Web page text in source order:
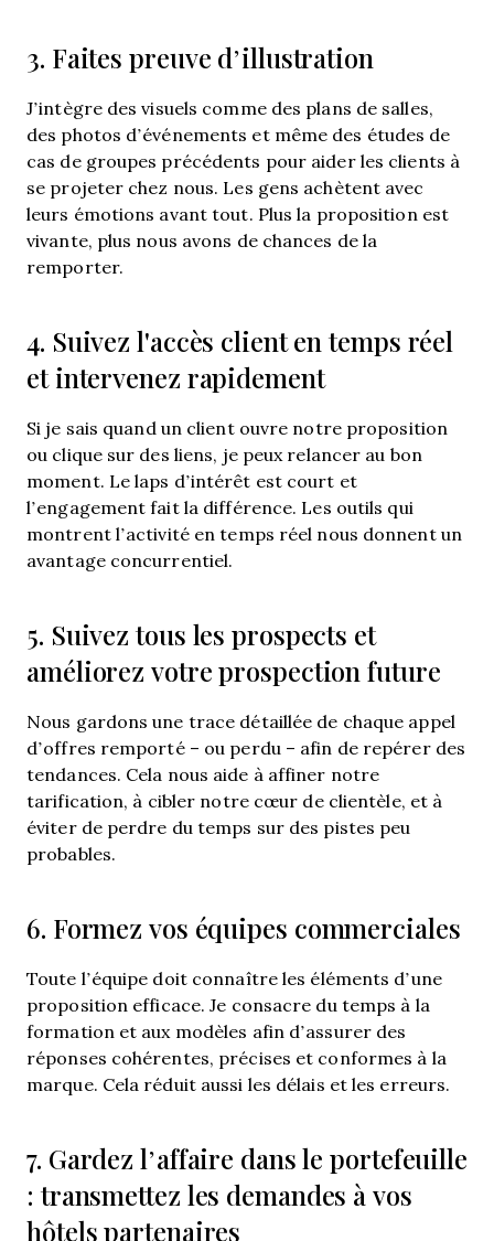
3. Faites preuve d’illustration
J’intègre des visuels comme des plans de salles,
des photos d’événements et même des études de
cas de groupes précédents pour aider les clients à
se projeter chez nous. Les gens achètent avec
leurs émotions avant tout. Plus la proposition est
vivante, plus nous avons de chances de la
remporter.
4. Suivez l'accès client en temps réel
et intervenez rapidement
Si je sais quand un client ouvre notre proposition
ou clique sur des liens, je peux relancer au bon
moment. Le laps d’intérêt est court et
l’engagement fait la différence. Les outils qui
montrent l’activité en temps réel nous donnent un
avantage concurrentiel.
5. Suivez tous les prospects et
améliorez votre prospection future
Nous gardons une trace détaillée de chaque appel
d’offres remporté – ou perdu – afin de repérer des
tendances. Cela nous aide à affiner notre
tarification, à cibler notre cœur de clientèle, et à
éviter de perdre du temps sur des pistes peu
probables.
6. Formez vos équipes commerciales
Toute l’équipe doit connaître les éléments d’une
proposition efficace. Je consacre du temps à la
formation et aux modèles afin d’assurer des
réponses cohérentes, précises et conformes à la
marque. Cela réduit aussi les délais et les erreurs.
7. Gardez l’affaire dans le portefeuille
: transmettez les demandes à vos
hôtels partenaires